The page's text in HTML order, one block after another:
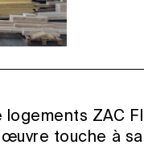
ZAC
touche à